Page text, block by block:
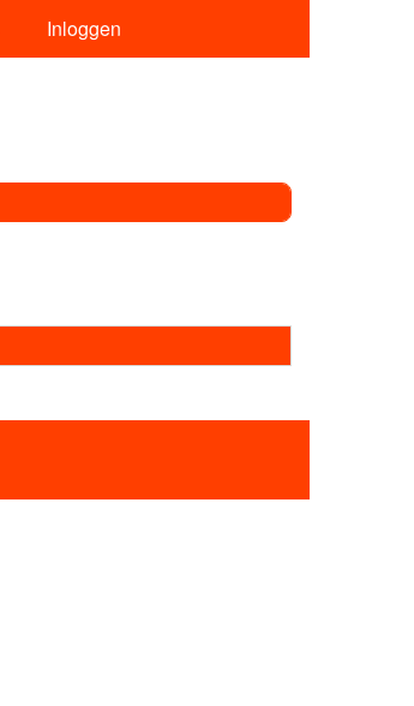
Inloggen